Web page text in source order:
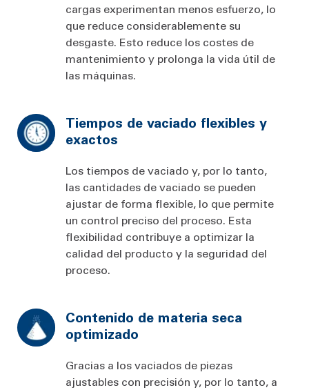
cargas experimentan menos esfuerzo, lo
que reduce considerablemente su
desgaste. Esto reduce los costes de
mantenimiento y prolonga la vida útil de
las máquinas.
Tiempos de vaciado flexibles y
exactos
Los tiempos de vaciado y, por lo tanto,
las cantidades de vaciado se pueden
ajustar de forma flexible, lo que permite
un control preciso del proceso. Esta
flexibilidad contribuye a optimizar la
calidad del producto y la seguridad del
proceso.
Contenido de materia seca
optimizado
Gracias a los vaciados de piezas
ajustables con precisión y, por lo tanto, a